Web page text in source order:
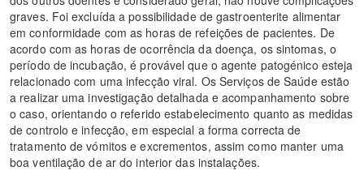
graves. Foi excluída a possibilidade de gastroenterite alimentar
em conformidade com as horas de refeições de pacientes. De
acordo com as horas de ocorrência da doença, os sintomas, o
período de incubação, é provável que o agente patogénico esteja
relacionado com uma infecção viral. Os Serviços de Saúde estão
a realizar uma investigação detalhada e acompanhamento sobre
o caso, orientando o referido estabelecimento quanto as medidas
de controlo e infecção, em especial a forma correcta de
tratamento de vómitos e excrementos, assim como manter uma
boa ventilação de ar do interior das instalações.